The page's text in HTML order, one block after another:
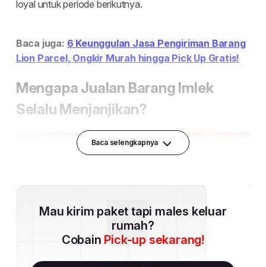
Baca selengkapnya
Mau kirim paket tapi males keluar
rumah?
Cobain Pick-up sekarang!